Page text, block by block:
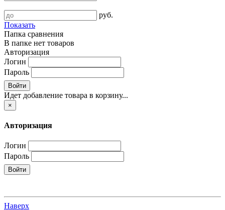
руб.
Показать
Папка сравнения
В папке нет товаров
Авторизация
Логин
Пароль
Войти
Идет добавление товара в корзину...
×
Авторизация
Логин
Пароль
Войти
Наверх